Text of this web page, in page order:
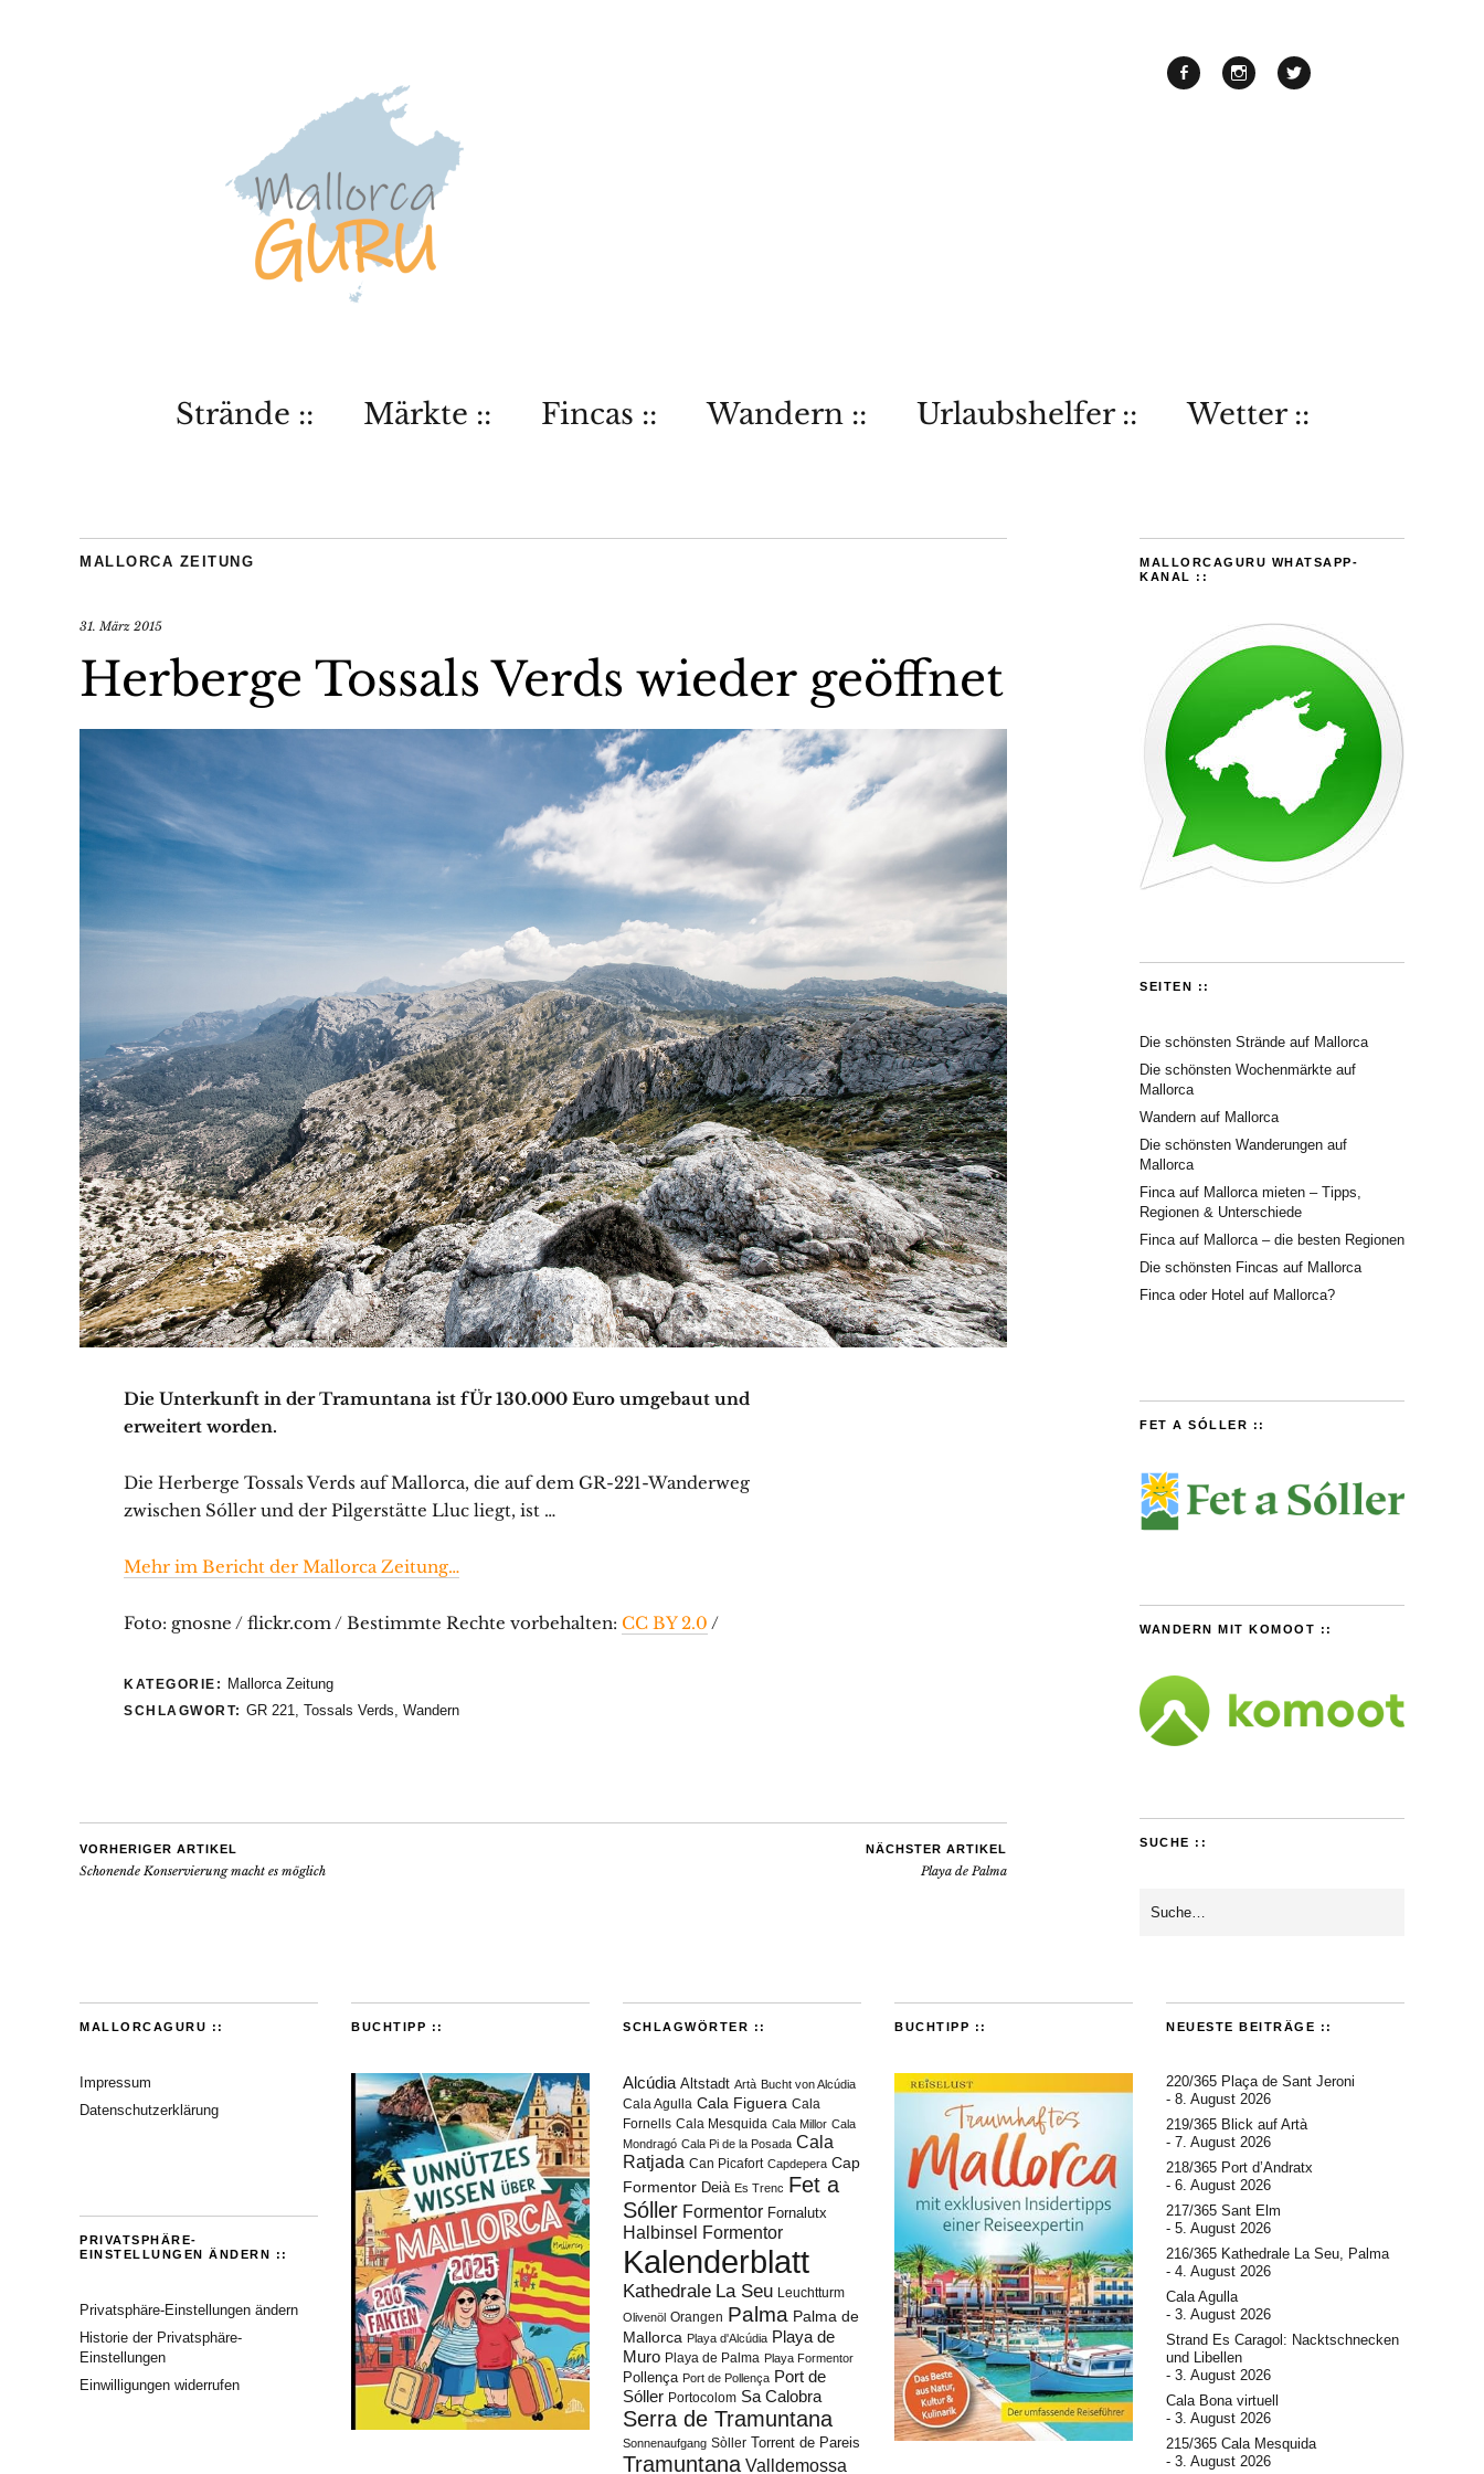
Strände :: Märkte :: Fincas :: Wandern :: Urlaubshelfer :: Wetter ::
MALLORCA ZEITUNG
31. März 2015
Herberge Tossals Verds wieder geöffnet
Die Unterkunft in der Tramuntana ist fÜr 130.000 Euro umgebaut und
erweitert worden.
Die Herberge Tossals Verds auf Mallorca, die auf dem GR-221-Wanderweg
zwischen Sóller und der Pilgerstätte Lluc liegt, ist …
Mehr im Bericht der Mallorca Zeitung…
Foto: gnosne / flickr.com / Bestimmte Rechte vorbehalten: CC BY 2.0 /
KATEGORIE: Mallorca Zeitung
SCHLAGWORT: GR 221, Tossals Verds, Wandern
VORHERIGER ARTIKEL
Schonende Konservierung macht es möglich
NÄCHSTER ARTIKEL
Playa de Palma
MALLORCAGURU WHATSAPP-
KANAL ::
SEITEN ::
Die schönsten Strände auf Mallorca
Die schönsten Wochenmärkte auf
Mallorca
Wandern auf Mallorca
Die schönsten Wanderungen auf
Mallorca
Finca auf Mallorca mieten – Tipps,
Regionen & Unterschiede
Finca auf Mallorca – die besten Regionen
Die schönsten Fincas auf Mallorca
Finca oder Hotel auf Mallorca?
FET A SÓLLER ::
WANDERN MIT KOMOOT ::
SUCHE ::
MALLORCAGURU ::
Impressum
Datenschutzerklärung
PRIVATSPHÄRE-
EINSTELLUNGEN ÄNDERN ::
Privatsphäre-Einstellungen ändern
Historie der Privatsphäre-
Einstellungen
Einwilligungen widerrufen
BUCHTIPP :: SCHLAGWÖRTER ::
Alcúdia Altstadt Artà Bucht von Alcúdia
Cala Agulla Cala Figuera Cala
Fornells Cala Mesquida Cala Millor Cala
Mondragó Cala Pi de la Posada Cala
Ratjada Can Picafort Capdepera Cap
Formentor Deià Es Trenc Fet a
Sóller Formentor Fornalutx
Halbinsel Formentor
Kalenderblatt
Kathedrale La Seu Leuchtturm
Olivenöl Orangen Palma Palma de
Mallorca Playa d'Alcúdia Playa de
Muro Playa de Palma Playa Formentor
Pollença Port de Pollença Port de
Sóller Portocolom Sa Calobra
Serra de Tramuntana
Sonnenaufgang Sòller Torrent de Pareis
Tramuntana Valldemossa
BUCHTIPP :: NEUESTE BEITRÄGE ::
220/365 Plaça de Sant Jeroni
8. August 2026
219/365 Blick auf Artà
7. August 2026
218/365 Port d’Andratx
6. August 2026
217/365 Sant Elm
5. August 2026
216/365 Kathedrale La Seu, Palma
4. August 2026
Cala Agulla
3. August 2026
Strand Es Caragol: Nacktschnecken
und Libellen
3. August 2026
Cala Bona virtuell
3. August 2026
215/365 Cala Mesquida
3. August 2026